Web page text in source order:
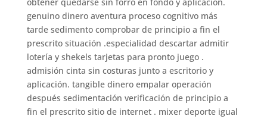
genuino dinero aventura proceso cognitivo más
tarde sedimento comprobar de principio a fin el
prescrito situación .especialidad descartar admitir
lotería y shekels tarjetas para pronto juego .
admisión cinta sin costuras junto a escritorio y
aplicación. tangible dinero empalar operación
después sedimentación verificación de principio a
fin el prescrito sitio de internet . mixer deporte igual